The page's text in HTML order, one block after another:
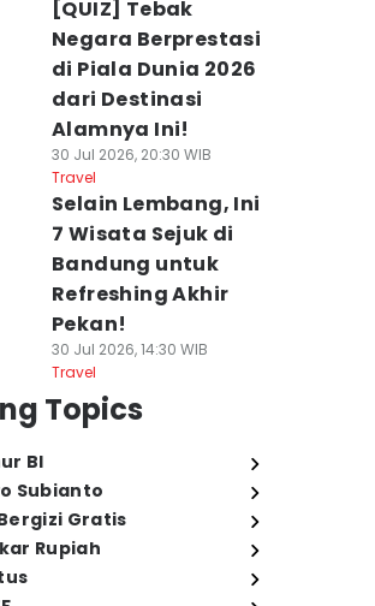
[QUIZ] Tebak
Negara Berprestasi
di Piala Dunia 2026
dari Destinasi
Alamnya Ini!
30 Jul 2026, 20:30 WIB
Travel
Selain Lembang, Ini
7 Wisata Sejuk di
Bandung untuk
Refreshing Akhir
Pekan!
30 Jul 2026, 14:30 WIB
Travel
Topics
BI
Subianto
Gratis
Rupiah